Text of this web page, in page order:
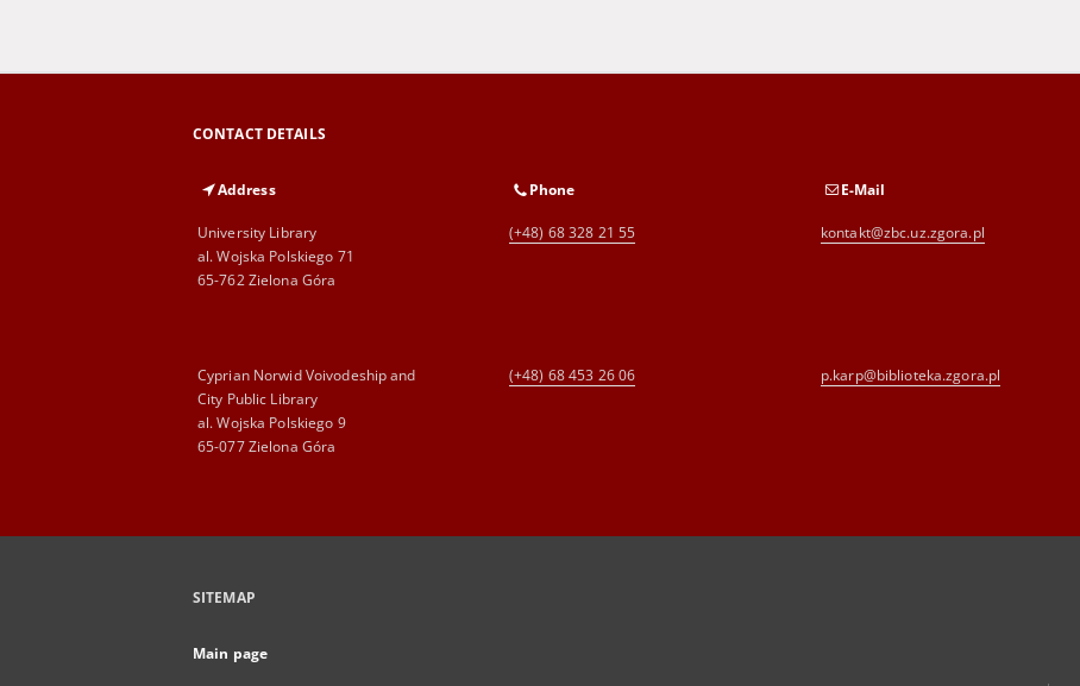
CONTACT DETAILS
Address
University Library
al. Wojska Polskiego 71
65-762 Zielona Góra
Phone
(+48) 68 328 21 55
E-Mail
kontakt@zbc.uz.zgora.pl
Cyprian Norwid Voivodeship and
City Public Library
al. Wojska Polskiego 9
65-077 Zielona Góra
(+48) 68 453 26 06 p.karp@biblioteka.zgora.pl
SITEMAP
Main page